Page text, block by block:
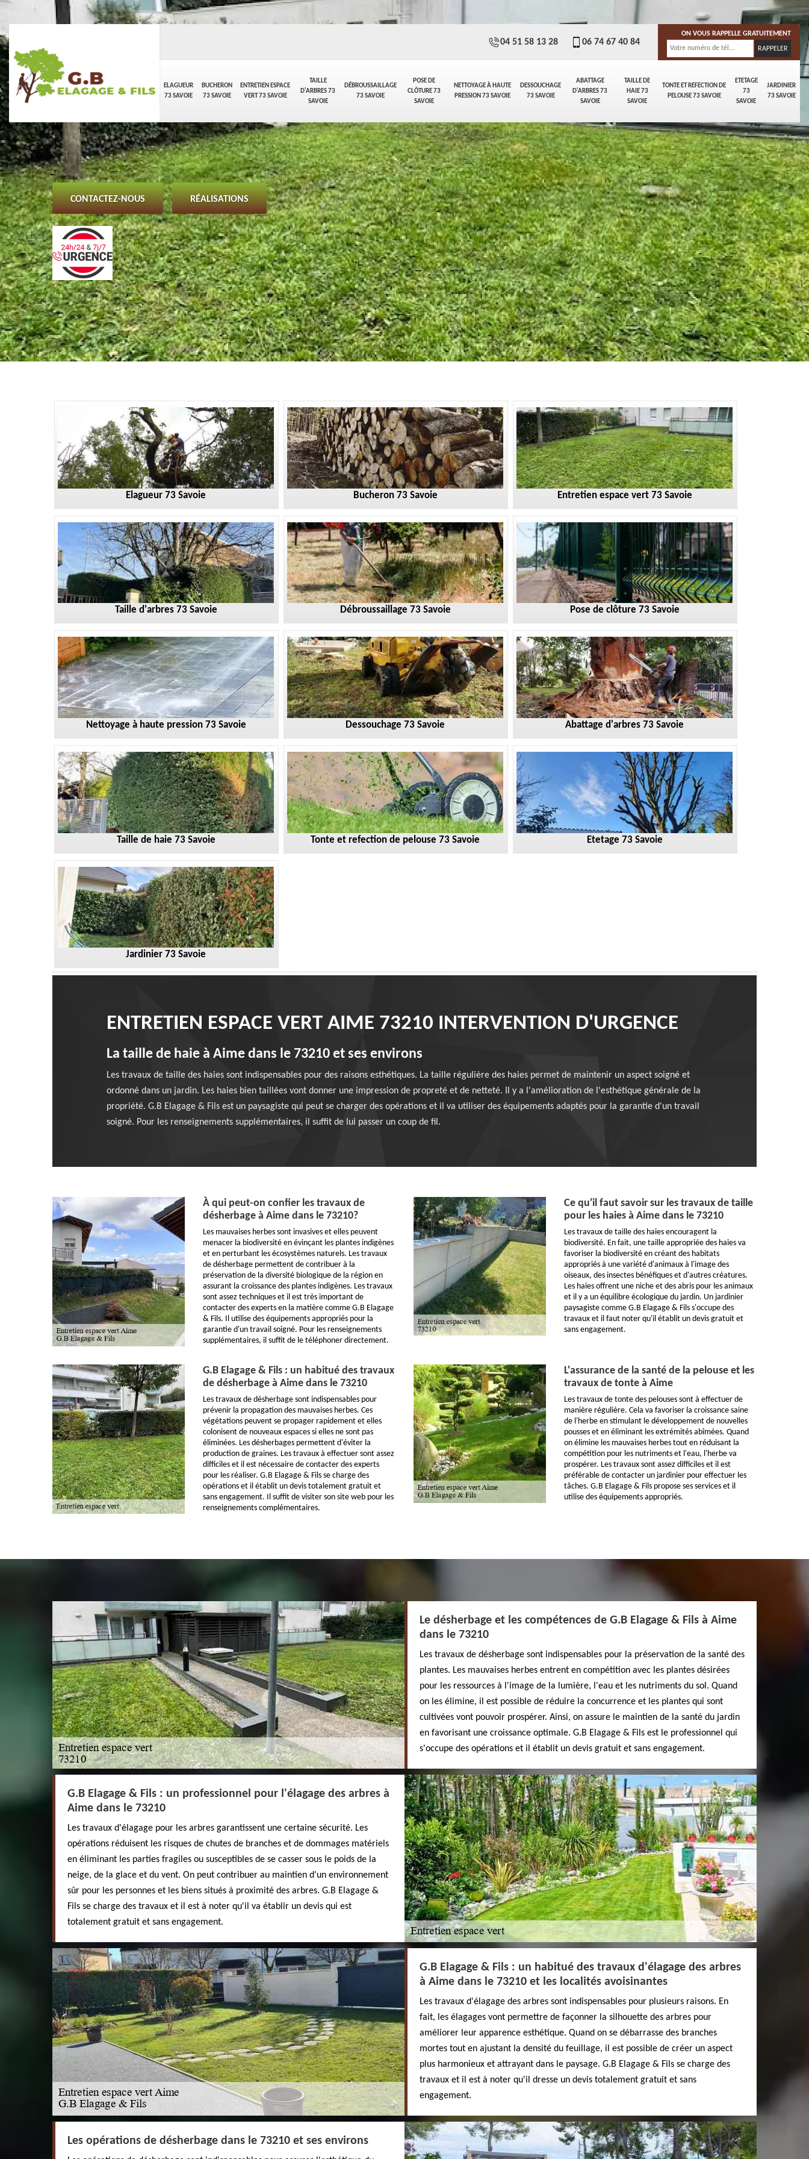
ELAGUEUR
73 SAVOIE
BUCHERON
73 SAVOIE
ENTRETIEN ESPACE
VERT 73 SAVOIE
TAILLE
D'ARBRES 73
SAVOIE
DÉBROUSSAILLAGE
73 SAVOIE
POSE DE
CLÔTURE 73
SAVOIE
NETTOYAGE À HAUTE
PRESSION 73 SAVOIE
DESSOUCHAGE
73 SAVOIE
ABATTAGE
D'ARBRES 73
SAVOIE
TAILLE DE
HAIE 73
SAVOIE
TONTE ET REFECTION DE
PELOUSE 73 SAVOIE
ETETAGE
73
SAVOIE
JARDINIER
73 SAVOIE
04 51 58 13 28 06 74 67 40 84
ON VOUS RAPPELLE GRATUITEMENT
CONTACTEZ-NOUS RÉALISATIONS
Elagueur 73 Savoie Bucheron 73 Savoie Entretien espace vert 73 Savoie
Taille d'arbres 73 Savoie Débroussaillage 73 Savoie Pose de clôture 73 Savoie
Nettoyage à haute pression 73 Savoie Dessouchage 73 Savoie Abattage d'arbres 73 Savoie
Taille de haie 73 Savoie Tonte et refection de pelouse 73 Savoie Etetage 73 Savoie
Jardinier 73 Savoie
ENTRETIEN ESPACE VERT AIME 73210 INTERVENTION D'URGENCE
La taille de haie à Aime dans le 73210 et ses environs
Les travaux de taille des haies sont indispensables pour des raisons esthétiques. La taille régulière des haies permet de maintenir un aspect soigné et
ordonné dans un jardin. Les haies bien taillées vont donner une impression de propreté et de netteté. Il y a l'amélioration de l'esthétique générale de la
propriété. G.B Elagage & Fils est un paysagiste qui peut se charger des opérations et il va utiliser des équipements adaptés pour la garantie d'un travail
soigné. Pour les renseignements supplémentaires, il suffit de lui passer un coup de fil.
À qui peut-on confier les travaux de
désherbage à Aime dans le 73210?
Les mauvaises herbes sont invasives et elles peuvent
menacer la biodiversité en évinçant les plantes indigènes
et en perturbant les écosystèmes naturels. Les travaux
de désherbage permettent de contribuer à la
préservation de la diversité biologique de la région en
assurant la croissance des plantes indigènes. Les travaux
sont assez techniques et il est très important de
contacter des experts en la matière comme G.B Elagage
& Fils. Il utilise des équipements appropriés pour la
garantie d'un travail soigné. Pour les renseignements
supplémentaires, il suffit de le téléphoner directement.
Ce qu'il faut savoir sur les travaux de taille
pour les haies à Aime dans le 73210
Les travaux de taille des haies encouragent la
biodiversité. En fait, une taille appropriée des haies va
favoriser la biodiversité en créant des habitats
appropriés à une variété d'animaux à l'image des
oiseaux, des insectes bénéfiques et d'autres créatures.
Les haies offrent une niche et des abris pour les animaux
et il y a un équilibre écologique du jardin. Un jardinier
paysagiste comme G.B Elagage & Fils s'occupe des
travaux et il faut noter qu'il établit un devis gratuit et
sans engagement.
G.B Elagage & Fils : un habitué des travaux
de désherbage à Aime dans le 73210
Les travaux de désherbage sont indispensables pour
prévenir la propagation des mauvaises herbes. Ces
végétations peuvent se propager rapidement et elles
colonisent de nouveaux espaces si elles ne sont pas
éliminées. Les désherbages permettent d'éviter la
production de graines. Les travaux à effectuer sont assez
difficiles et il est nécessaire de contacter des experts
pour les réaliser. G.B Elagage & Fils se charge des
opérations et il établit un devis totalement gratuit et
sans engagement. Il suffit de visiter son site web pour les
renseignements complémentaires.
L'assurance de la santé de la pelouse et les
travaux de tonte à Aime
Les travaux de tonte des pelouses sont à effectuer de
manière régulière. Cela va favoriser la croissance saine
de l'herbe en stimulant le développement de nouvelles
pousses et en éliminant les extrémités abîmées. Quand
on élimine les mauvaises herbes tout en réduisant la
compétition pour les nutriments et l'eau, l'herbe va
prospérer. Les travaux sont assez difficiles et il est
préférable de contacter un jardinier pour effectuer les
tâches. G.B Elagage & Fils propose ses services et il
utilise des équipements appropriés.
Le désherbage et les compétences de G.B Elagage & Fils à Aime
dans le 73210
Les travaux de désherbage sont indispensables pour la préservation de la santé des
plantes. Les mauvaises herbes entrent en compétition avec les plantes désirées
pour les ressources à l'image de la lumière, l'eau et les nutriments du sol. Quand
on les élimine, il est possible de réduire la concurrence et les plantes qui sont
cultivées vont pouvoir prospérer. Ainsi, on assure le maintien de la santé du jardin
en favorisant une croissance optimale. G.B Elagage & Fils est le professionnel qui
s'occupe des opérations et il établit un devis gratuit et sans engagement.
G.B Elagage & Fils : un professionnel pour l'élagage des arbres à
Aime dans le 73210
Les travaux d'élagage pour les arbres garantissent une certaine sécurité. Les
opérations réduisent les risques de chutes de branches et de dommages matériels
en éliminant les parties fragiles ou susceptibles de se casser sous le poids de la
neige, de la glace et du vent. On peut contribuer au maintien d'un environnement
sûr pour les personnes et les biens situés à proximité des arbres. G.B Elagage &
Fils se charge des travaux et il est à noter qu'il va établir un devis qui est
totalement gratuit et sans engagement.
G.B Elagage & Fils : un habitué des travaux d'élagage des arbres
à Aime dans le 73210 et les localités avoisinantes
Les travaux d'élagage des arbres sont indispensables pour plusieurs raisons. En
fait, les élagages vont permettre de façonner la silhouette des arbres pour
améliorer leur apparence esthétique. Quand on se débarrasse des branches
mortes tout en ajustant la densité du feuillage, il est possible de créer un aspect
plus harmonieux et attrayant dans le paysage. G.B Elagage & Fils se charge des
travaux et il est à noter qu'il dresse un devis totalement gratuit et sans
engagement.
Les opérations de désherbage dans le 73210 et ses environs